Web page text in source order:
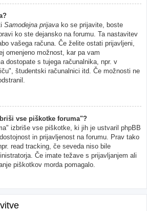
Samodejna prijava ko se prijavite, boste
ko ste dejansko na forumu. Ta nastavitev
vašega računa. Če želite ostati prijavljeni,
omenjeno možnost, kar pa vam
dostopate s tujega računalnika, npr. v
študentski računalnici itd. Če možnosti ne
vse piškotke foruma"?
izbriše vse piškotke, ki jih je ustvaril phpBB
in prijavljenost na forumu. Prav tako
read tracking, če seveda niso bile
Če imate težave s prijavljanjem ali
piškotkov morda pomagalo.